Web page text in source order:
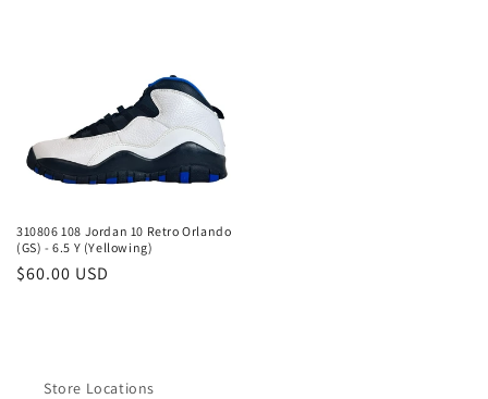
310806 108 Jordan 10 Retro Orlando
(GS) - 6.5 Y (Yellowing)
Precio
$60.00 USD
Store Locations